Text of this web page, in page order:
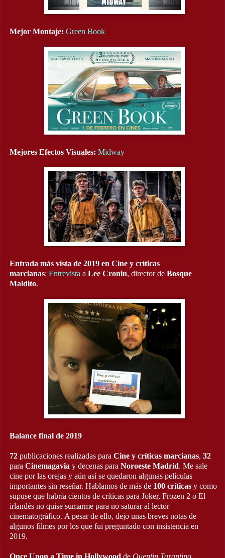
Mejor Montaje: Green Book
Mejores Efectos Visuales: Midway
Entrada más vista de 2019 en Cine y críticas
marcianas: Entrevista a Lee Cronin, director de Bosque
Maldito.
Balance final de 2019
72 publicaciones realizadas para Cine y críticas marcianas, 32
para Cinemagavia y decenas para Noroeste Madrid. Me sale
cine por las orejas y aún así se quedaron algunas películas
importantes sin reseñar. Hablamos de más de 100 críticas y como
supuse que habría cientos de críticas para Joker, Frozen 2 o El
irlandés no quise sumarme para no saturar al lector
cinematográfico. A pesar de ello, dejo unas breves notas de
algunos filmes por los que fui preguntado con insistencia en
2019.
Once Upon a Time in Hollywood de Quentin Tarantino